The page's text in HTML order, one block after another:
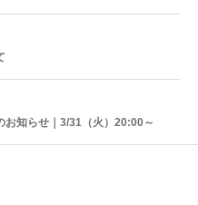
お知らせ｜3/31（火）20:00～